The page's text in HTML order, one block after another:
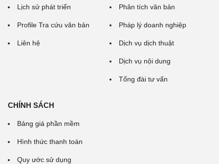
Lịch sử phát triển
Profile Tra cứu văn bản
Liên hệ
Phân tích văn bản
Pháp lý doanh nghiệp
Dịch vụ dịch thuật
Dịch vụ nội dung
Tổng đài tư vấn
CHÍNH SÁCH
Bảng giá phần mềm
Hình thức thanh toán
Quy ước sử dụng